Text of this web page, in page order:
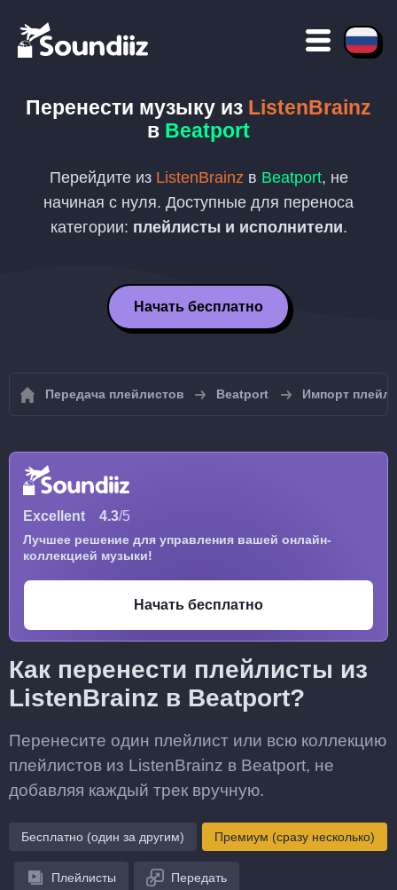
Перенести музыку из ListenBrainz
в Beatport
Перейдите из ListenBrainz в Beatport, не
начиная с нуля. Доступные для переноса
категории: плейлисты и исполнители.
Начать бесплатно
Передача плейлистов Beatport Импорт
Excellent 4.3/5
Лучшее решение для управления вашей онлайн-
коллекцией музыки!
Начать бесплатно
Как перенести плейлисты из
ListenBrainz в Beatport?
Перенесите один плейлист или всю коллекцию
плейлистов из ListenBrainz в Beatport, не
добавляя каждый трек вручную.
Бесплатно (один за другим) Премиум (сразу несколько)
Плейлисты Передать